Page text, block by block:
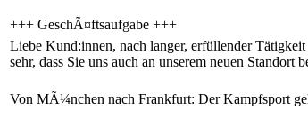
+++ GeschÃ¤ftsaufgabe +++
Liebe Kund:innen, nach langer, erfüllender
sehr, dass Sie uns auch an unserem neuen Standort
Von MÃ¼nchen nach Frankfurt: Der Kampfsport